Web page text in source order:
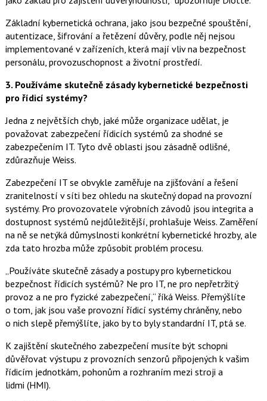
Základní kybernetická ochrana, jako jsou bezpečné spouštění,
autentizace, šifrování a řetězení důvěry, podle něj nejsou
implementované v zařízeních, která mají vliv na bezpečnost
personálu, provozuschopnost a životní prostředí.
3. Používáme skutečně zásady kybernetické bezpečnosti
pro řídicí systémy?
Jedna z největších chyb, jaké může organizace udělat, je
považovat zabezpečení řídicích systémů za shodné se
zabezpečením IT. Tyto dvě oblasti jsou zásadně odlišné,
zdůrazňuje Weiss.
Zabezpečení IT se obvykle zaměřuje na zjišťování a řešení
zranitelností v síti bez ohledu na skutečný dopad na provozní
systémy. Pro provozovatele výrobních závodů jsou integrita a
dostupnost systémů nejdůležitější, prohlašuje Weiss. Zaměření
na ně se netýká důmyslnosti konkrétní kybernetické hrozby, ale
zda tato hrozba může způsobit problém procesu.
„Používáte skutečně zásady a postupy pro kybernetickou
bezpečnost řídicích systémů? Ne pro IT, ne pro nepřetržitý
provoz a ne pro fyzické zabezpečení,“ říká Weiss. Přemýšlíte
o tom, jak jsou vaše provozní řídicí systémy chráněny, nebo
o nich slepě přemýšlíte, jako by to byly standardní IT, ptá se.
K zajištění skutečného zabezpečení musíte být schopni
důvěřovat výstupu z provozních senzorů připojených k vašim
řídicím jednotkám, pohonům a rozhraním mezi stroji a
lidmi (HMI).